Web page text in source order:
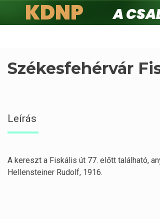
KDNP
A családokért.
Székesfehérvár
Leírás
A kereszt a Fiskális út 77. előtt található,
Hellensteiner Rudolf, 1916.